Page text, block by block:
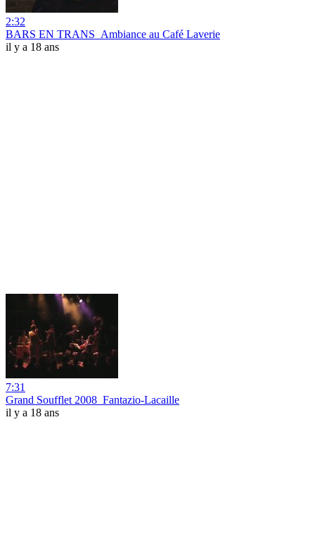
2:32
BARS EN TRANS_Ambiance au Café Laverie
il y a 18 ans
7:31
Grand Soufflet 2008_Fantazio-Lacaille
il y a 18 ans